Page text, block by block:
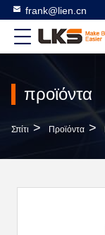
frank@lien.cn
προϊόντα
Σπίτι > Προϊόντα >